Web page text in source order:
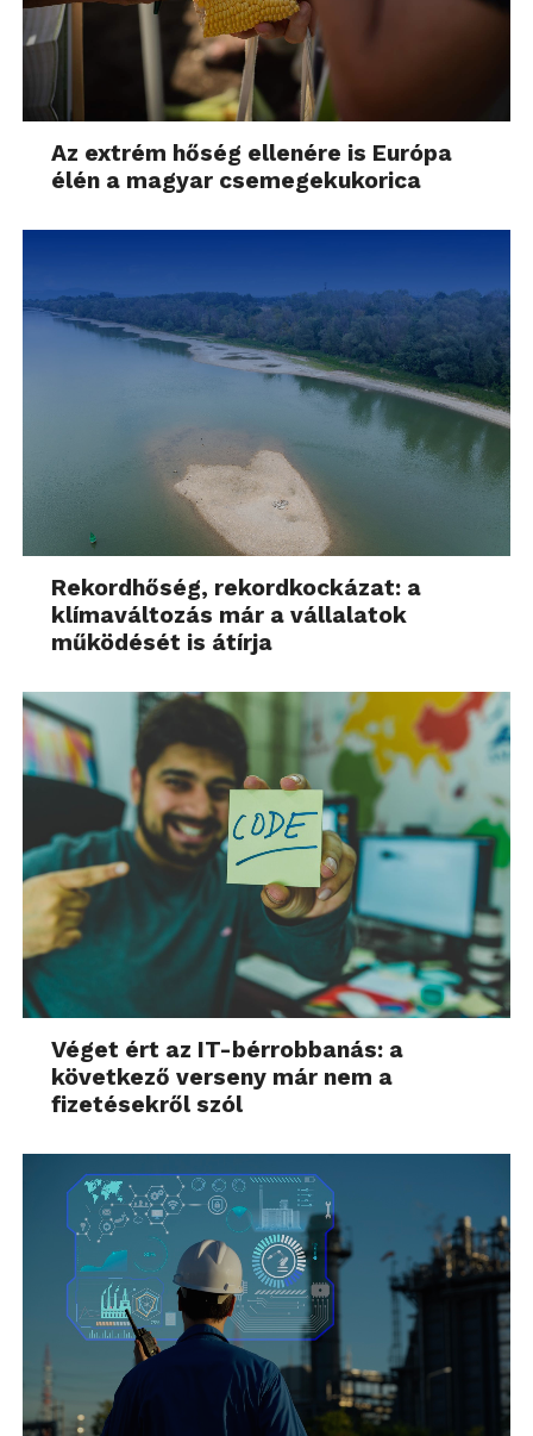
Az extrém hőség ellenére is Európa
élén a magyar csemegekukorica
Rekordhőség, rekordkockázat: a
klímaváltozás már a vállalatok
működését is átírja
Véget ért az IT-bérrobbanás: a
következő verseny már nem a
fizetésekről szól